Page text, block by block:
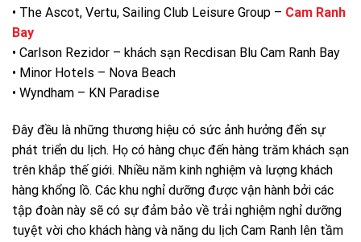
• The Ascot, Vertu, Sailing Club Leisure Group – Cam Ranh
Bay
• Carlson Rezidor – khách sạn Recdisan Blu Cam Ranh Bay
• Minor Hotels – Nova Beach
• Wyndham – KN Paradise
Đây đều là những thương hiệu có sức ảnh hưởng đến sự
phát triển du lịch. Họ có hàng chục đến hàng trăm khách sạn
trên khắp thế giới. Nhiều năm kinh nghiệm và lượng khách
hàng khổng lồ. Các khu nghỉ dưỡng được vận hành bởi các
tập đoàn này sẽ có sự đảm bảo về trải nghiệm nghỉ dưỡng
tuyệt vời cho khách hàng và năng du lịch Cam Ranh lên tầm